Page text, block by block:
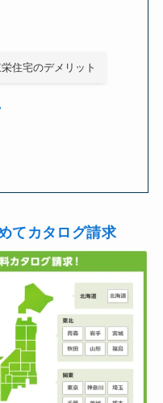
住宅のデメリット
てカタログ請求